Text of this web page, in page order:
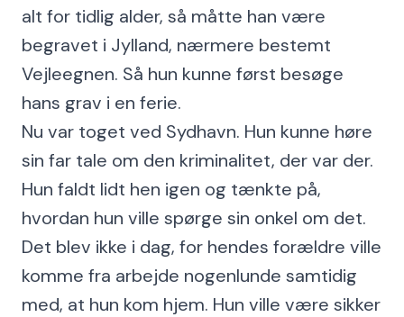
alt for tidlig alder, så måtte han være
begravet i Jylland, nærmere bestemt
Vejleegnen. Så hun kunne først besøge
hans grav i en ferie.
Nu var toget ved Sydhavn. Hun kunne høre
sin far tale om den kriminalitet, der var der.
Hun faldt lidt hen igen og tænkte på,
hvordan hun ville spørge sin onkel om det.
Det blev ikke i dag, for hendes forældre ville
komme fra arbejde nogenlunde samtidig
med, at hun kom hjem. Hun ville være sikker